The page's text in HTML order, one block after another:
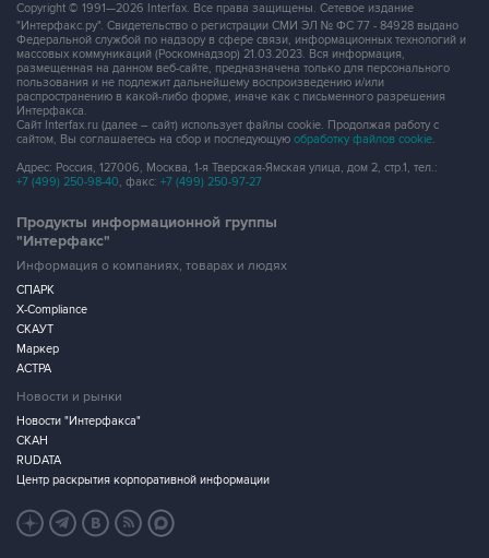
Copyright © 1991—2026 Interfax. Все права защищены. Сетевое издание
"Интерфакс.ру". Свидетельство о регистрации СМИ ЭЛ № ФС 77 - 84928 выдано
Федеральной службой по надзору в сфере связи, информационных технологий и
массовых коммуникаций (Роскомнадзор) 21.03.2023. Вся информация,
размещенная на данном веб-сайте, предназначена только для персонального
пользования и не подлежит дальнейшему воспроизведению и/или
распространению в какой-либо форме, иначе как с письменного разрешения
Интерфакса.
Сайт Interfax.ru (далее – сайт) использует файлы cookie. Продолжая работу с
сайтом, Вы соглашаетесь на сбор и последующую обработку файлов cookie.
Адрес: Россия, 127006, Москва, 1-я Тверская-Ямская улица, дом 2, стр.1, тел.:
+7 (499) 250-98-40, факс: +7 (499) 250-97-27
Продукты информационной группы
"Интерфакс"
Информация о компаниях, товарах и людях
СПАРК
X-Compliance
СКАУТ
Маркер
АСТРА
Новости и рынки
Новости "Интерфакса"
СКАН
RUDATA
Центр раскрытия корпоративной информации